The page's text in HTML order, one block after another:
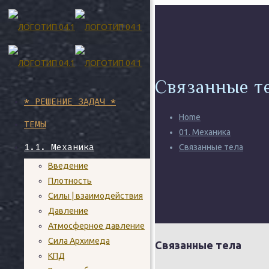
* РЕШЕНИЕ ЗАДАЧ *
ТЕМЫ
1.1. Механика
Введение
Плотность
Силы | взаимодействия
Давление
Атмосферное давление
Сила Архимеда
КПД
Связанные
Home
01. Механика
Связанные тела
Связанные тела